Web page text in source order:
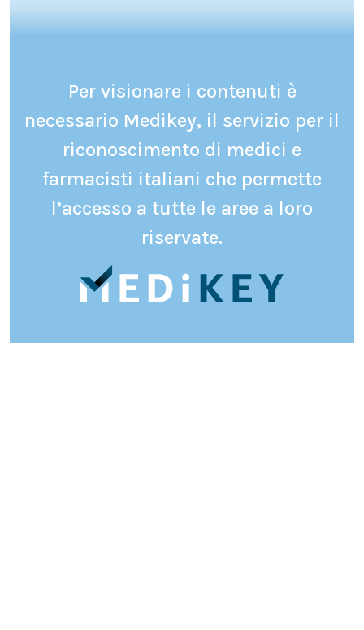
Per visionare i contenuti è
necessario Medikey, il servizio per il
riconoscimento di medici e
farmacisti italiani che permette
l’accesso a tutte le aree a loro
riservate.